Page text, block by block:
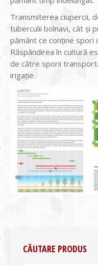
Transmiterea ciupercii,
tuberculii bolnavi, cât și
pământ ce conține spori
Răspândirea în cultură
de către sporii
irigație.
CĂUTARE PRODUS